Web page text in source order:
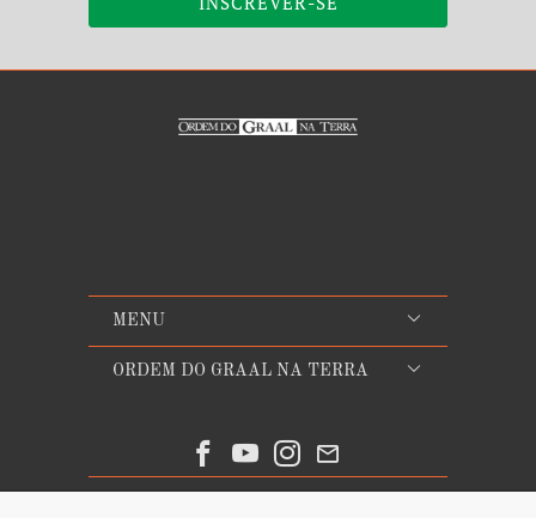
MENU
ORDEM DO GRAAL NA TERRA